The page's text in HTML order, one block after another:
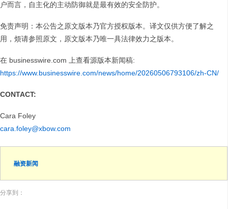
户而言，自主化的主动防御就是最有效的安全防护。
免责声明：本公告之原文版本乃官方授权版本。译文仅供方便了解之
用，烦请参照原文，原文版本乃唯一具法律效力之版本。
在 businesswire.com 上查看源版本新闻稿:
https://www.businesswire.com/news/home/20260506793106/zh-CN/
CONTACT:
Cara Foley
cara.foley@xbow.com
融资新闻
分享到：